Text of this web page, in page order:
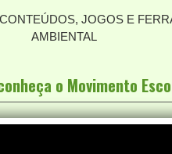
JOGOS E
AMBIENTAL
o Movimento